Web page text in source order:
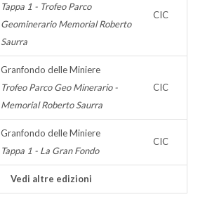
Tappa 1 - Trofeo Parco
Geominerario Memorial Roberto
Saurra
CIC
Granfondo delle Miniere
Trofeo Parco Geo Minerario -
Memorial Roberto Saurra
CIC
Granfondo delle Miniere
Tappa 1 - La Gran Fondo
CIC
Vedi altre edizioni